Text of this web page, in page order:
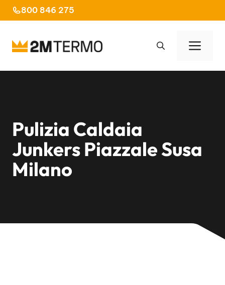
al
800 846 275
Pulizia Caldaia
Junkers Piazzale Susa
Milano